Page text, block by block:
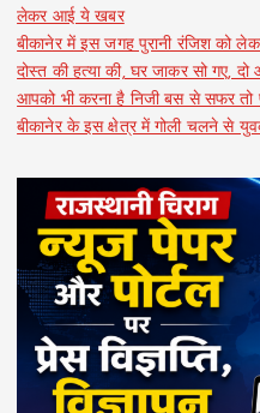
लेकर आई ये खबर
बीकानेर में इस जगह पुरानी रंजिश को
दोस्त की हत्या की, घर जाकर सो गए, दो
आपको भी करना है निजी बस से सफर
बीकानेर के इस क्षेत्र में गोली चलने से